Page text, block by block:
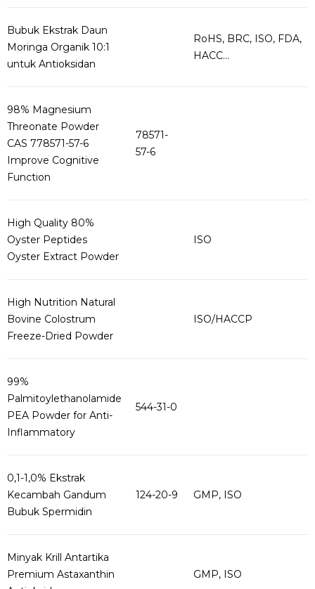
Bubuk Ekstrak Daun
Moringa Organik 10:1
untuk Antioksidan
RoHS, BRC, ISO, FDA,
HACC...
98% Magnesium
Threonate Powder
CAS 778571-57-6
Improve Cognitive
Function
78571-
57-6
High Quality 80%
Oyster Peptides
Oyster Extract Powder
ISO
High Nutrition Natural
Bovine Colostrum
Freeze-Dried Powder
ISO/HACCP
99%
Palmitoylethanolamide
PEA Powder for Anti-
Inflammatory
544-31-0
0,1-1,0% Ekstrak
Kecambah Gandum
Bubuk Spermidin
124-20-9 GMP, ISO
Minyak Krill Antartika
Premium Astaxanthin
GMP, ISO